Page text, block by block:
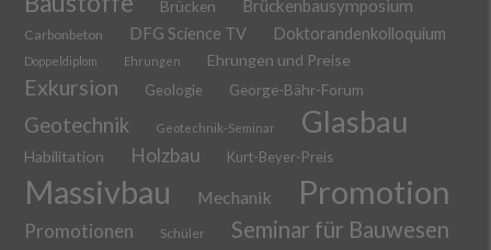
Brücken Brückenbausymposium
Carbonbeton DFG Science TV Doktorandenkolloquium
Doppeldiplom Ehrungen Ehrungen und Preise
Exkursion Geologie George-Bähr-Forum
Geotechnik Geotechnik-Seminar Glasbau
Habilitation Holzbau Kurt-Beyer-Preis
Massivbau Mechanik Promotion
Promotionen Schüler Seminar für Bauwesen